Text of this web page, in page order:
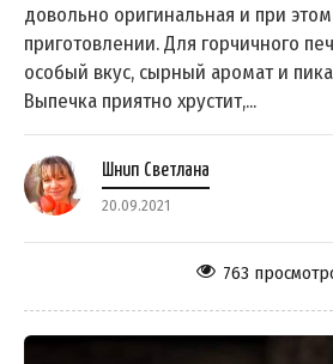
довольно оригинальная и при этом
приготовлении. Для горчичного
особый вкус, сырный аромат и
Выпечка приятно хрустит,...
Шнип Светлана
20.09.2021
763